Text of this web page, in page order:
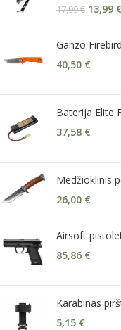
17,99€ 13,99 €
Ganzo
40,50 €
Baterija Elite
37,58 €
Medžioklinis
26,00 €
Airsoft
85,86 €
Karabinas
5,15 €